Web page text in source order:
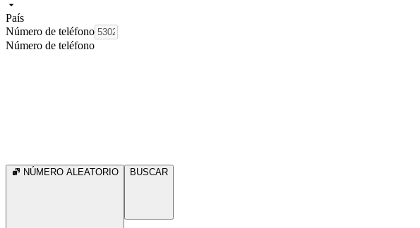
País
Número de teléfono
Número de teléfono
NÚMERO ALEATORIO BUSCAR